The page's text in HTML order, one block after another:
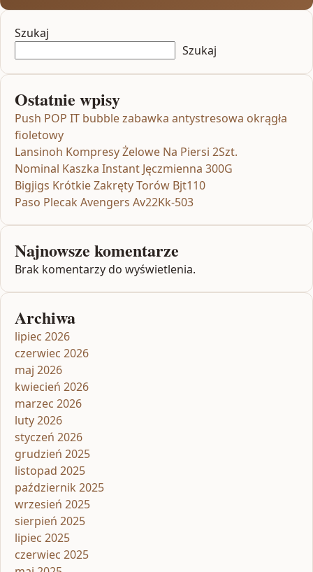
Szukaj
Szukaj
Ostatnie wpisy
Push POP IT bubble zabawka antystresowa okrągła
fioletowy
Lansinoh Kompresy Żelowe Na Piersi 2Szt.
Nominal Kaszka Instant Jęczmienna 300G
Bigjigs Krótkie Zakręty Torów Bjt110
Paso Plecak Avengers Av22Kk-503
Najnowsze komentarze
Brak komentarzy do wyświetlenia.
Archiwa
lipiec 2026
czerwiec 2026
maj 2026
kwiecień 2026
marzec 2026
luty 2026
styczeń 2026
grudzień 2025
listopad 2025
październik 2025
wrzesień 2025
sierpień 2025
lipiec 2025
czerwiec 2025